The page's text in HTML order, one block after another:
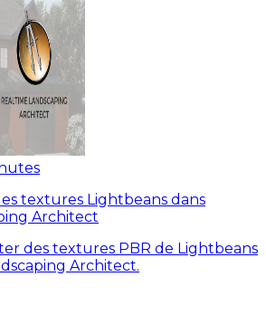
textures Lightbeans dans
Architect
des textures PBR de Lightbeans
Architect.